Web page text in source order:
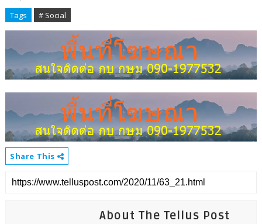
Tags # Social
Share This
About The Tellus Post